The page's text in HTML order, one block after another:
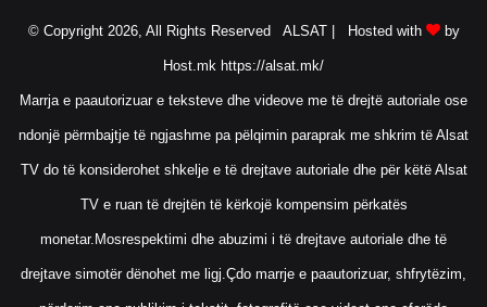
© Copyright 2026, All Rights Reserved ALSAT | Hosted with by
Host.mk https://alsat.mk/
Marrja e paautorizuar e teksteve dhe videove me të drejtë autoriale ose
ndonjë përmbajtje të ngjashme pa pëlqimin paraprak me shkrim të Alsat
TV do të konsiderohet shkelje e të drejtave autoriale dhe për këtë Alsat
TV e ruan të drejtën të kërkojë kompensim përkatës
monetar.Mosrespektimi dhe abuzimi i të drejtave autoriale dhe të
drejtave simotër dënohet me ligj.Çdo marrje e paautorizuar, shfrytëzim,